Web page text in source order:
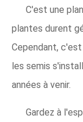
C'est une
plantes durent
Cependant,
les semis
années à venir.
Gardez à